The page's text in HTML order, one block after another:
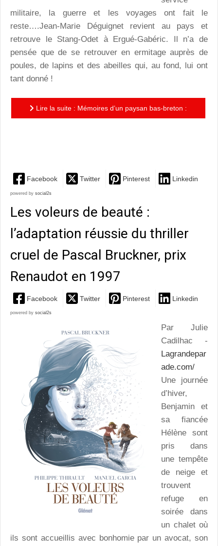
militaire, la guerre et les voyages ont fait le
reste….Jean-Marie Déguignet revient au pays et
retrouve le Stang-Odet à Ergué-Gabéric. Il n’a de
pensée que de se retrouver en ermitage auprès de
poules, de lapins et des abeilles qui, au fond, lui ont
tant donné !
Lire la suite : Mémoires d’un paysan bas-breton :
Facebook Twitter Pinterest Linkedin
powered by social2s
Les voleurs de beauté :
l’adaptation réussie du thriller
cruel de Pascal Bruckner, prix
Renaudot en 1997
Facebook Twitter Pinterest Linkedin
powered by social2s
Par Julie
Cadilhac -
Lagrandepar
ade.com/
Une journée
d’hiver,
Benjamin et
sa fiancée
Hélène sont
pris dans
une tempête
de neige et
trouvent
refuge en
soirée dans
un chalet où
ils sont accueillis avec bonhomie par un avocat, son